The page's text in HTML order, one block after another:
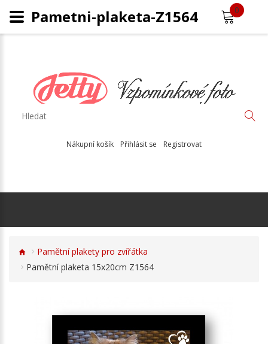
Nákupní košík Přihlásit se Registrovat
0
Pamětní plakety pro zvířátka
Pamětní plaketa 15x20cm Z1564
Pametni-plaketa-Z1564